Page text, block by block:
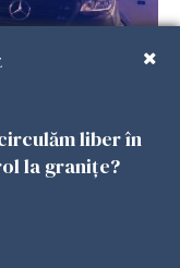
Pride: o dubiță
liber în
la granițe?